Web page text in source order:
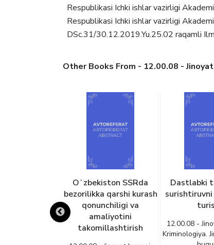
Respublikasi Ichki ishlar vazirligi
Respublikasi Ichki ishlar vazirligi
DSc.31/30.12.2019.Yu.25.02 raqamli
Other Books From - 12.00.08 -
Oʻzbekiston SSRda
bezorilikka qarshi kurash
qonunchiligi va
amaliyotini
takomillashtirish
Dastlabki
surishtiruvni
turish
12.00.08 - Jinoyat
Kriminologiya.